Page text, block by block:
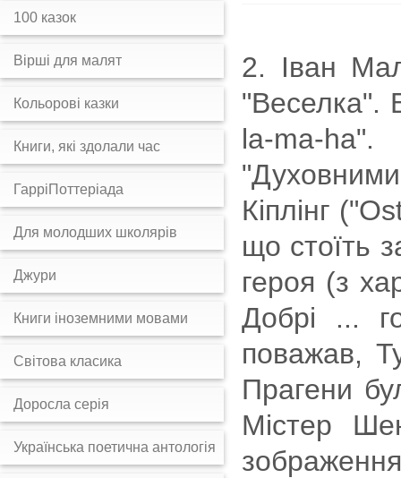
2. Іван
"Веселка".
la-ma-
Кіплінг
що стоїть
героя (з
Добрі ...
поважав,
Прагени
Містер
100 казок
Вірші для малят
Кольорові казки
Книги, які здолали час
ГарріПоттеріада
Для молодших школярів
Джури
Книги іноземними мовами
Світова класика
Доросла серія
Українська поетична антологія